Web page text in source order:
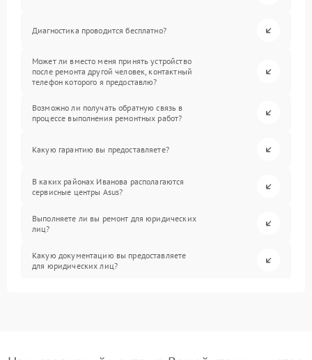
Диагностика проводится бесплатно?
Может ли вместо меня принять устройство
после ремонта другой человек, контактный
телефон которого я предоставлю?
Возможно ли получать обратную связь в
процессе выполнения ремонтных работ?
Какую гарантию вы предоставляете?
В каких районах Иванова располагаются
сервисные центры Asus?
Выполняете ли вы ремонт для юридических
лиц?
Какую документацию вы предоставляете
для юридических лиц?